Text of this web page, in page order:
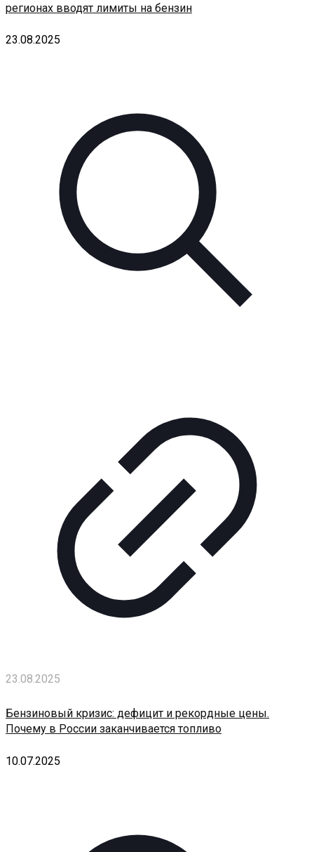
регионах вводят лимиты на бензин
23.08.2025
23.08.2025
Бензиновый кризис: дефицит и рекордные цены.
Почему в России заканчивается топливо
10.07.2025